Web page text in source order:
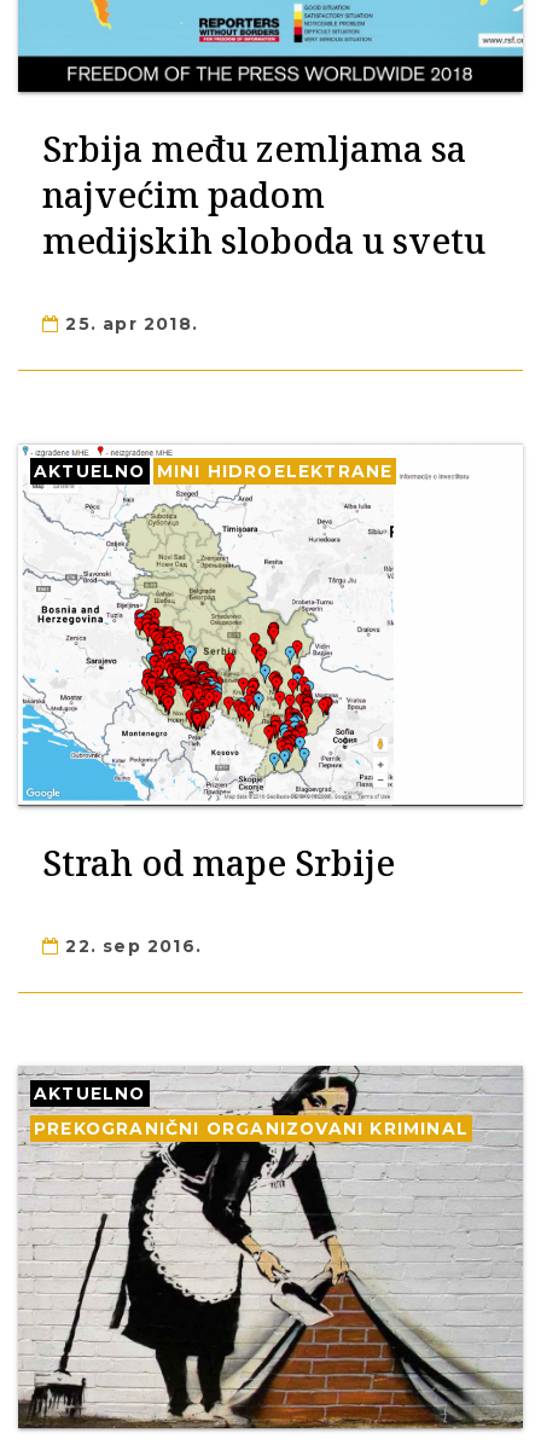
Srbija među zemljama sa
najvećim padom
medijskih sloboda u svetu
25. apr 2018.
AKTUELNO MINI HIDROELEKTRANE
Strah od mape Srbije
22. sep 2016.
AKTUELNO
PREKOGRANIČNI ORGANIZOVANI KRIMINAL